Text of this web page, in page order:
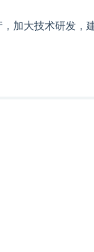
加大技术研发，